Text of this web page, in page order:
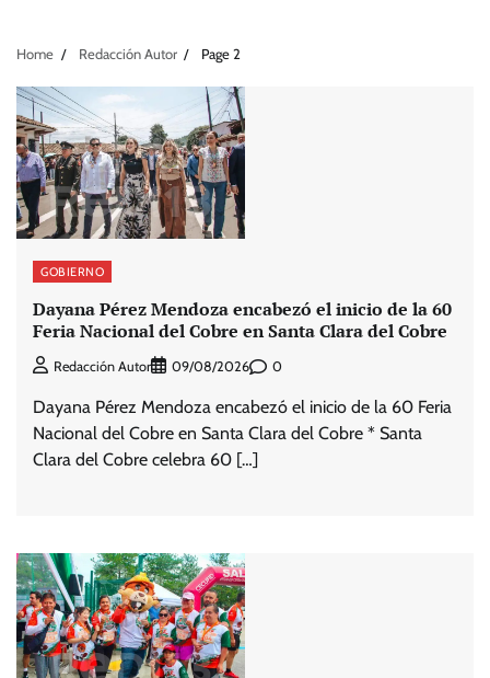
Home Redacción Autor Page 2
GOBIERNO
Dayana Pérez Mendoza encabezó el inicio de la 60
Feria Nacional del Cobre en Santa Clara del Cobre
Redacción Autor 09/08/2026 0
Dayana Pérez Mendoza encabezó el inicio de la 60 Feria
Nacional del Cobre en Santa Clara del Cobre * Santa
Clara del Cobre celebra 60 […]